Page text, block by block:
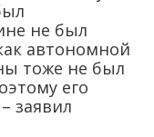
не был
автономной
тоже не был
его
заявил